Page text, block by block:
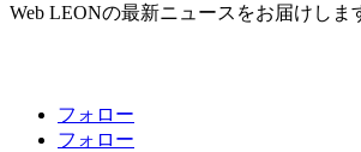
Web LEONの最新ニュースをお届けしま
フォロー
フォロー